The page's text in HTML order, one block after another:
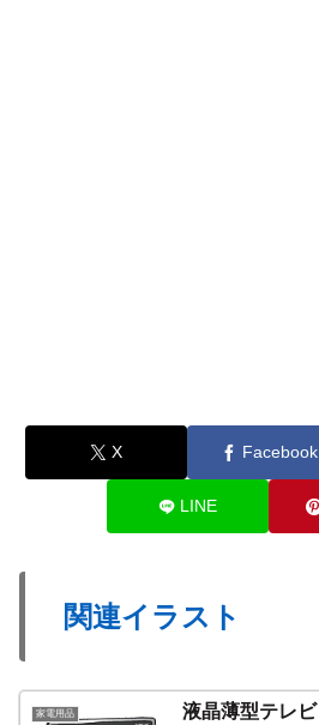
X Facebook
LINE
関連イラスト
家電用品 液晶薄型テレビ